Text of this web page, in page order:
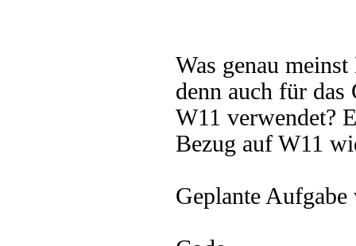
Was genau
denn auch für
W11 verwendet?
Bezug auf W11
Geplante